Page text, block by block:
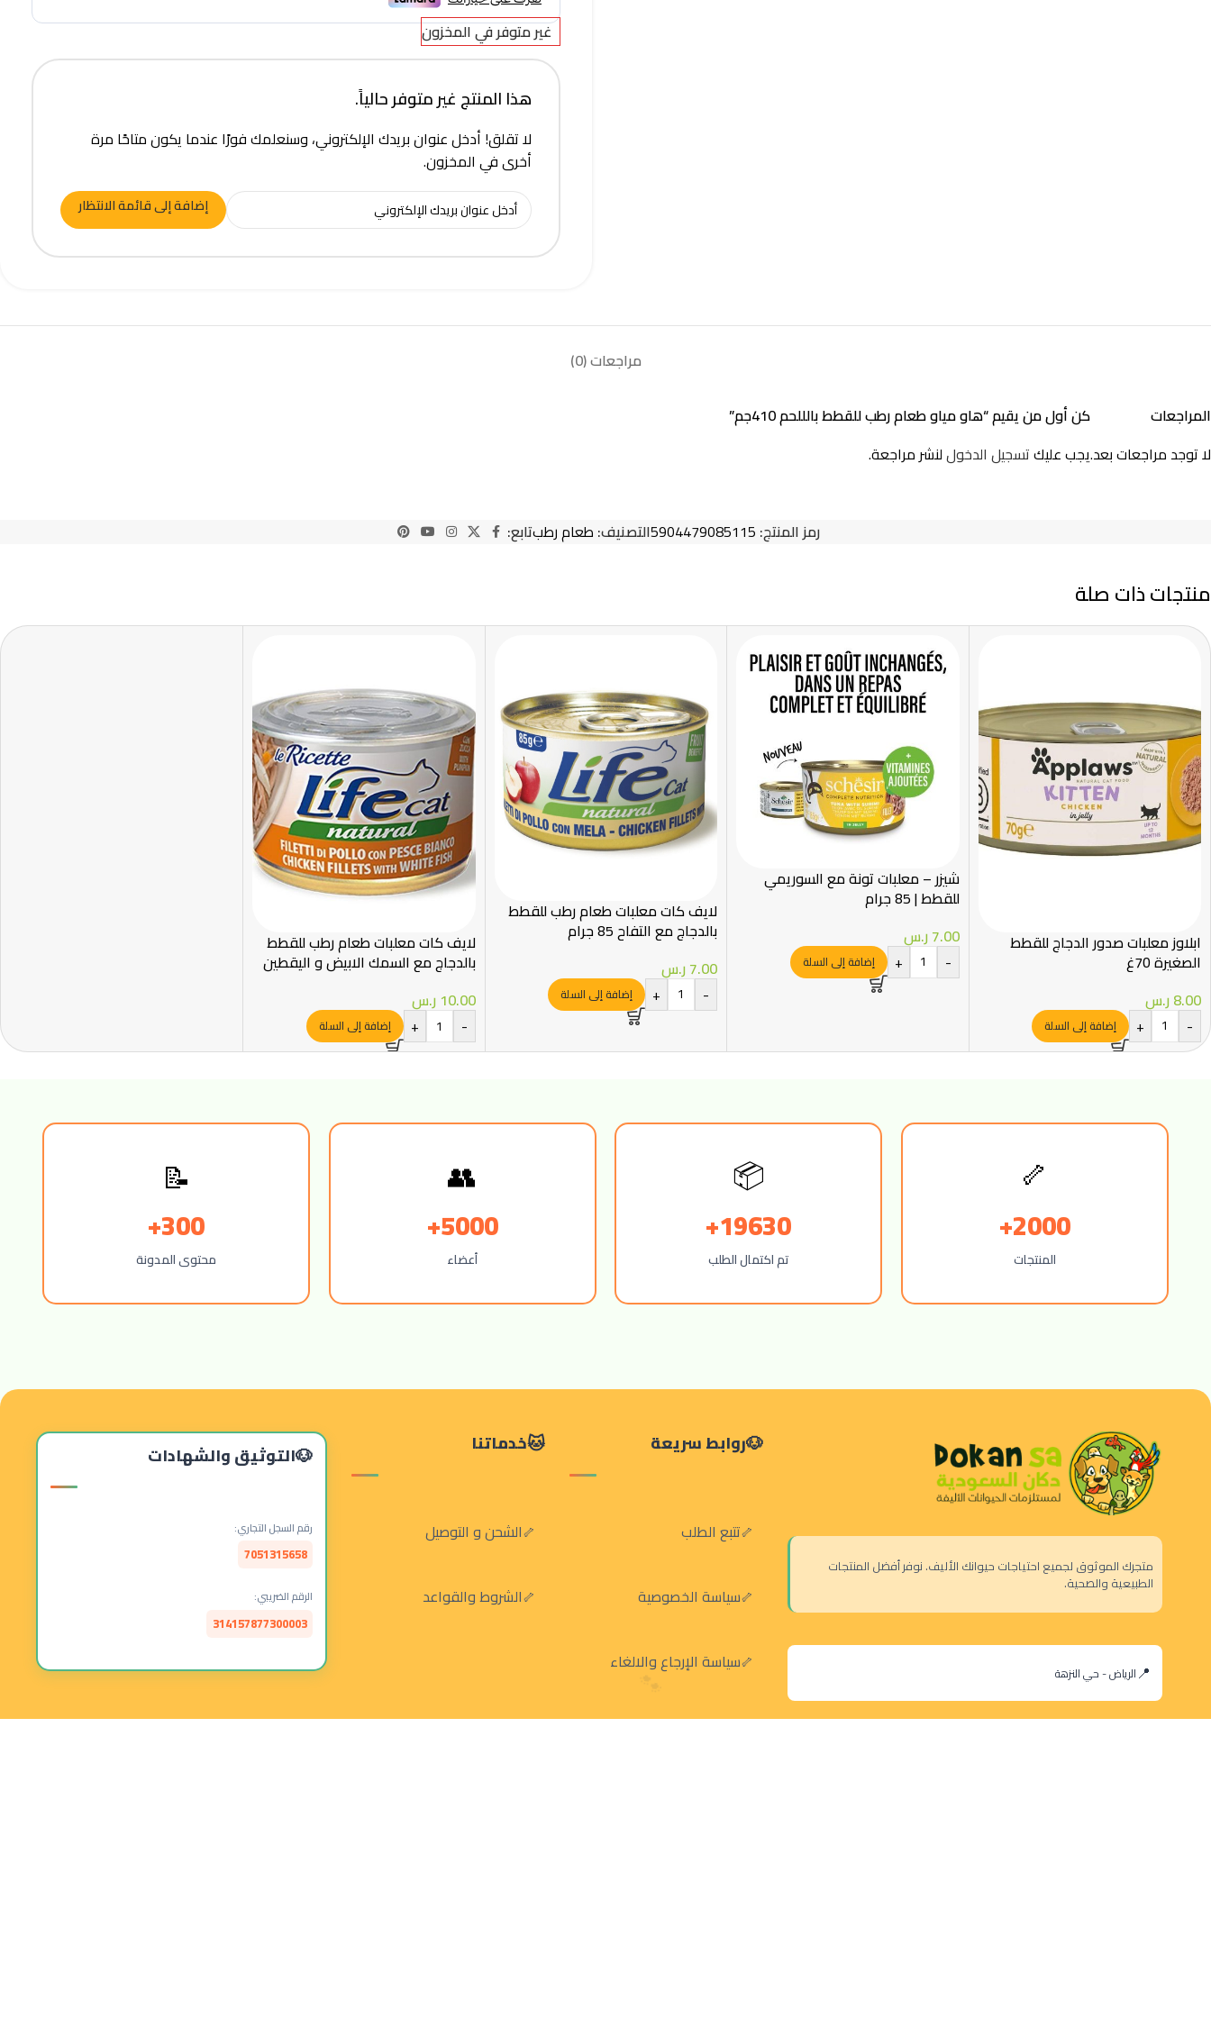
غير متوفر في المخزون
هذا المنتج غير متوفر حالياً.
لا تقلق! أدخل عنوان بريدك الإلكتروني، وسنعلمك فورًا عندما يكون متاحًا مرة
أخرى في المخزون.
إضافة إلى قائمة الانتظار
مراجعات (0)
المراجعات
لا توجد مراجعات بعد.
كن أول من يقيم “هاو مياو طعام رطب للقطط بالللحم 410جم”
يجب عليكتسجيل الدخوللنشر مراجعة.
رمز المنتج: 5904479085115التصنيف: طعام رطبتابع:
منتجات ذات صلة
ابلاوز معلبات صدور الدجاج للقطط
الصغيرة 70غ
8.00ر.س
-
+ إضافة إلى السلة
شيزر – معلبات تونة مع السوريمي
للقطط | 85 جرام
7.00ر.س
-
+ إضافة إلى السلة
لايف كات معلبات طعام رطب للقطط
بالدجاج مع التفاح 85 جرام
7.00ر.س
-
+ إضافة إلى السلة
لايف كات معلبات طعام رطب للقطط
بالدجاج مع السمك الابيض و اليقطين
10.00 ر.س
-
+ إضافة إلى السلة
🦴
2000+
المنتجات
📦
19630+
تم اكتمال الطلب
👥
5000+
أعضاء
📝
300+
محتوى المدونة
متجرك الموثوق لجميع احتياجات حيوانك الأليف. نوفر أفضل المنتجات
الطبيعية والصحية.
الرياض - حي النزهة
روابط سريعة
تتبع الطلب
سياسة الخصوصية
سياسة الإرجاع والالغاء
خدماتنا
الشحن و التوصيل
الشروط والقواعد
التوثيق والشهادات
رقم السجل التجاري:
7051315658
الرقم الضريبي:
314157877300003